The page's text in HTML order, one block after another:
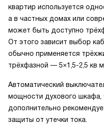
квартир используется
а в частных домах или
может быть доступно
От этого зависит выбор
обычно применяется
трёхфазной — 5×1,5-2,5 кв
Автоматический
мощности духового шкафа,
дополнительно
защиты от утечки тока.